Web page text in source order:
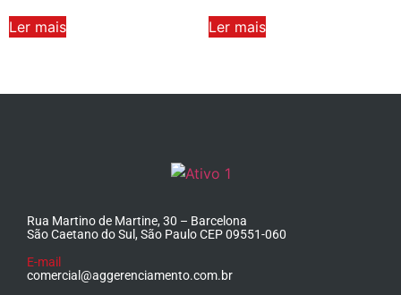
Ler mais Ler mais
Rua Martino de Martine, 30 – Barcelona
São Caetano do Sul, São Paulo CEP 09551-060
E-mail
comercial@aggerenciamento.com.br